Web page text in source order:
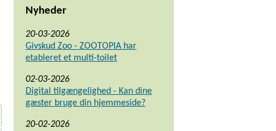
Nyheder
20-03-2026
Givskud Zoo - ZOOTOPIA har
etableret et multi-toilet
02-03-2026
Digital tilgængelighed - Kan dine
gæster bruge din hjemmeside?
20-02-2026